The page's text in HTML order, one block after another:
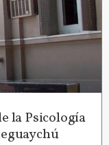
la Psicología